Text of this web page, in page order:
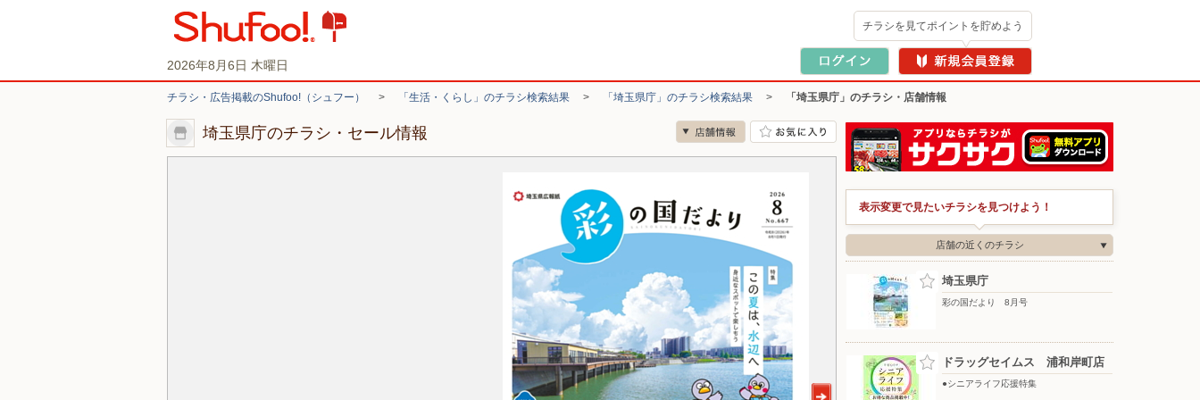
2026年8月6日 木曜日
チラシを見てポイントを貯めよう
チラシ・広告掲載のShufoo!（シュフー） > 「生活・くらし」のチラシ検索結果 > 「埼玉県庁」のチラシ検索結果 > 「埼玉県庁」のチラシ・店舗情報
埼玉県庁のチラシ・セール情報
表示変更で見たいチラシを見つけよう！
店舗の近くのチラシ
埼玉県庁
彩の国だより 8月号
ドラッグセイムス 浦和岸町店
●シニアライフ応援特集